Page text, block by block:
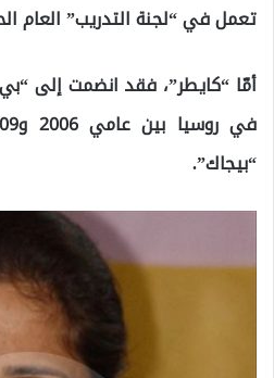
تعمل في “لجنة التدريب” العام
“بيجاك”.